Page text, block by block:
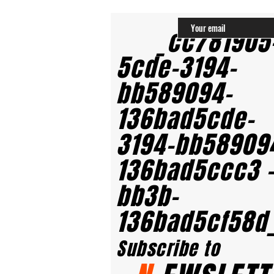
5cde-3194-
bb589094-
136bad5cde-
3194-
136bad5ccc3 -
bb3b-
136bad5cf58d_
Subscribe to